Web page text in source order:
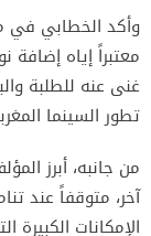
وأكد الخطابي في
معتبراً إياه إضافة
غنى عنه للطلبة
تطور السينما
من جانبه، أبرز
آخر، متوقفاً عند
الإمكانات